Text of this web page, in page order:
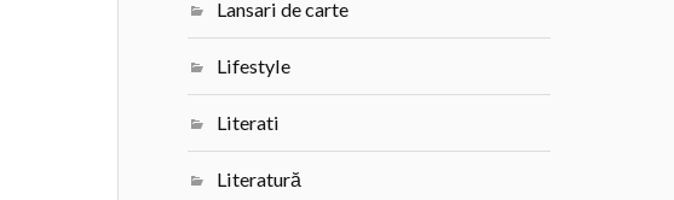
Lansari de carte
Lifestyle
Literati
Literatură